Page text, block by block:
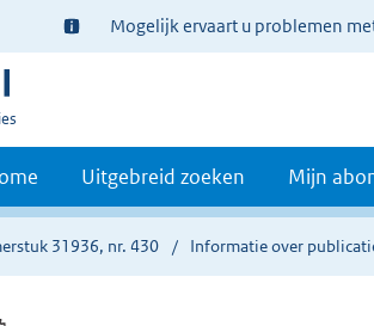
Ter
informatie:
Mogelijk ervaart u problemen
Uitgebreid zoeken Mijn
31936, nr. 430 Informatie over